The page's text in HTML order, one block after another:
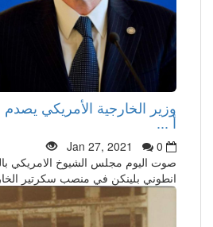
وزير الخارجية الأمريكي يصدم
أ ...
Jan 27, 2021
0
صوت اليوم مجلس الشيوخ الامريكي
انطوني بلينكن في منصب سكرتير